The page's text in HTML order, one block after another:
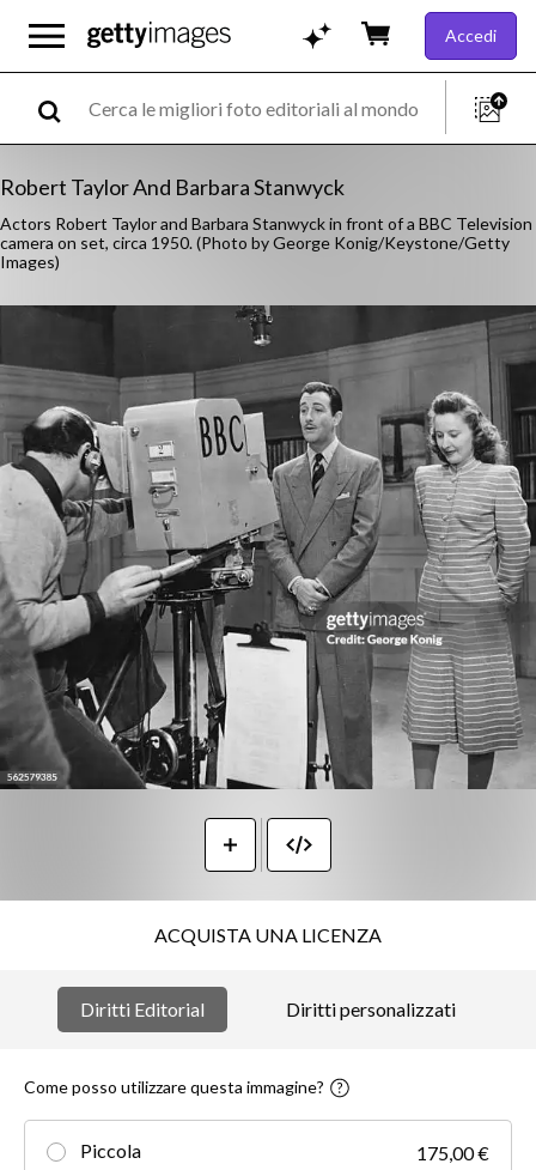
Accedi
Robert Taylor And Barbara Stanwyck
Actors Robert Taylor and Barbara Stanwyck in front of a BBC Television
camera on set, circa 1950. (Photo by George Konig/Keystone/Getty
Images)
ACQUISTA UNA LICENZA
Diritti Editorial Diritti personalizzati
Come posso utilizzare questa immagine?
Piccola 175,00 €